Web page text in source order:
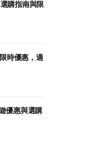
購指南與限
時優惠，適
優惠與選購